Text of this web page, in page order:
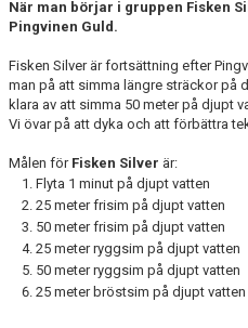
När man börjar i gruppen Fisken
Pingvinen Guld.
Fisken Silver är fortsättning efter
man på att simma längre sträckor på
klara av att simma 50 meter på djupt
Vi övar på att dyka och att förbättra
Målen för Fisken Silver är:
Flyta 1 minut på djupt vatten
25 meter frisim på djupt vatten
50 meter frisim på djupt vatten
25 meter ryggsim på djupt vatten
50 meter ryggsim på djupt vatten
25 meter bröstsim på djupt vatten